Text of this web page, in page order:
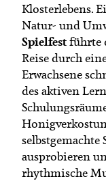
Klosterlebens.
Natur- und
Spielfestführte
Reise durch
Erwachsene
des aktiven
selbstgemachte
ausprobieren
rhythmische